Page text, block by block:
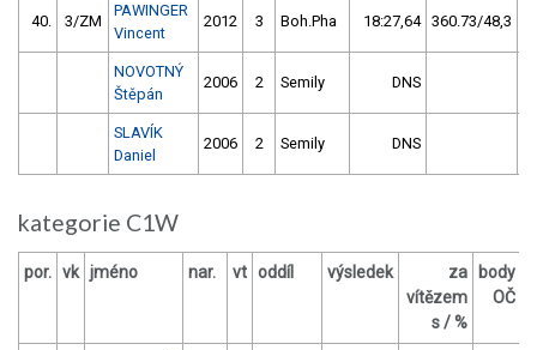
40. 3/ZM
PAWINGER
Vincent
2012 3 Boh.Pha 18:27,64 360.73/48,3
NOVOTNÝ
Štěpán
2006 2 Semily DNS
SLAVÍK
Daniel
2006 2 Semily DNS
kategorie C1W
por. vk jméno nar. vt oddíl výsledek
za
vítězem
s / %
body
OČ